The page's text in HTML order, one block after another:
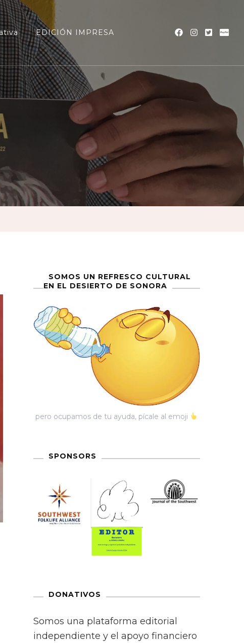
EDICIÓN IMPRESA
SOMOS UN REFRESCO CULTURAL
EN EL DESIERTO DE SONORA
pero ocupamos de tu ayuda, pícale al emoji
SPONSORS
DONATIVOS
Somos una plataforma editorial
independiente y el apoyo financiero